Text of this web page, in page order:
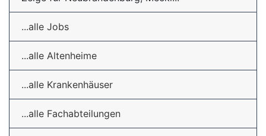
...alle Jobs
...alle Altenheime
...alle Krankenhäuser
...alle Fachabteilungen